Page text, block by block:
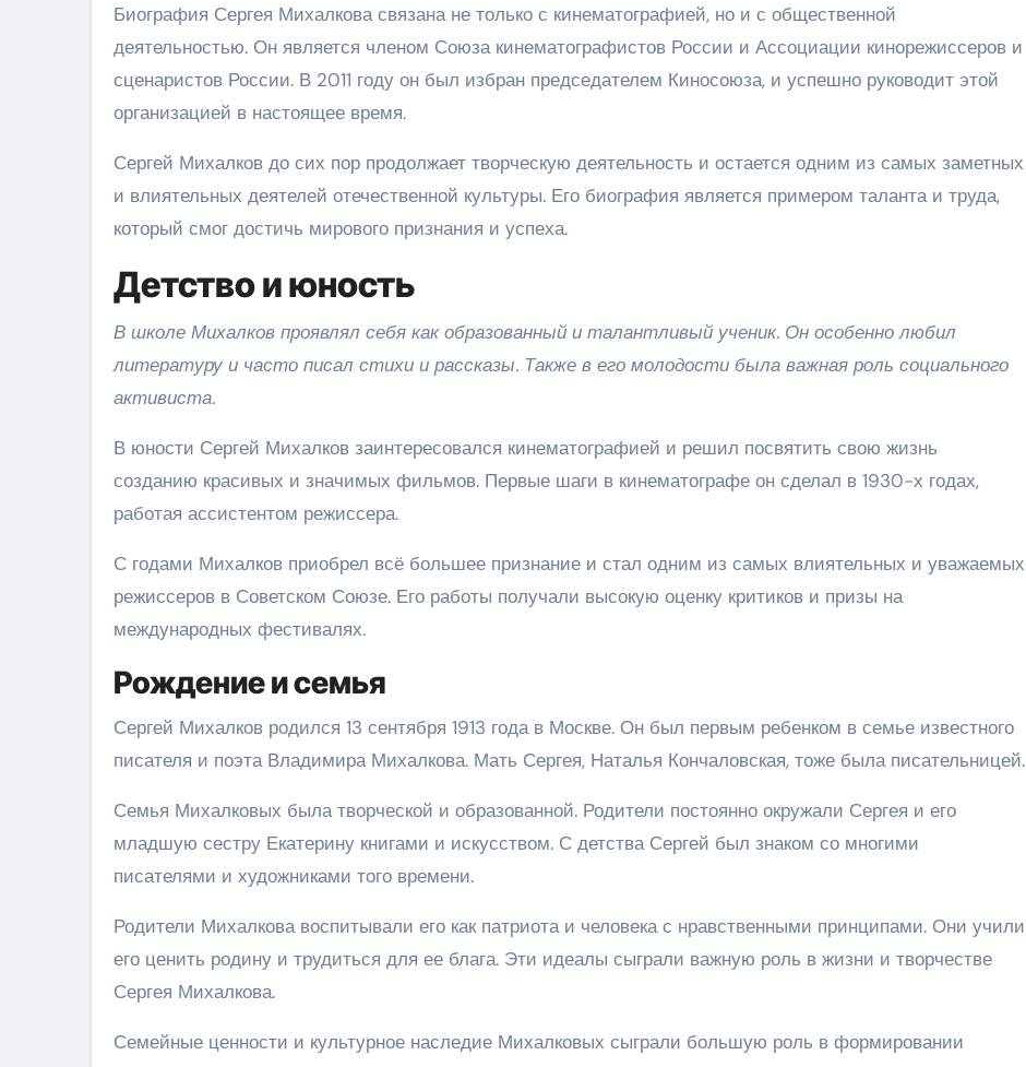
Биография Сергея Михалкова связана не только с кинематографией, но и с общественной
деятельностью. Он является членом Союза кинематографистов России и Ассоциации кинорежиссеров и
сценаристов России. В 2011 году он был избран председателем Киносоюза, и успешно руководит этой
организацией в настоящее время.
Сергей Михалков до сих пор продолжает творческую деятельность и остается одним из самых заметных
и влиятельных деятелей отечественной культуры. Его биография является примером таланта и труда,
который смог достичь мирового признания и успеха.
Детство и юность
В школе Михалков проявлял себя как образованный и талантливый ученик. Он особенно любил
литературу и часто писал стихи и рассказы. Также в его молодости была важная роль социального
активиста.
В юности Сергей Михалков заинтересовался кинематографией и решил посвятить свою жизнь
созданию красивых и значимых фильмов. Первые шаги в кинематографе он сделал в 1930-х годах,
работая ассистентом режиссера.
С годами Михалков приобрел всё большее признание и стал одним из самых влиятельных и уважаемых
режиссеров в Советском Союзе. Его работы получали высокую оценку критиков и призы на
международных фестивалях.
Рождение и семья
Сергей Михалков родился 13 сентября 1913 года в Москве. Он был первым ребенком в семье известного
писателя и поэта Владимира Михалкова. Мать Сергея, Наталья Кончаловская, тоже была писательницей.
Семья Михалковых была творческой и образованной. Родители постоянно окружали Сергея и его
младшую сестру Екатерину книгами и искусством. С детства Сергей был знаком со многими
писателями и художниками того времени.
Родители Михалкова воспитывали его как патриота и человека с нравственными принципами. Они учили
его ценить родину и трудиться для ее блага. Эти идеалы сыграли важную роль в жизни и творчестве
Сергея Михалкова.
Семейные ценности и культурное наследие Михалковых сыграли большую роль в формировании